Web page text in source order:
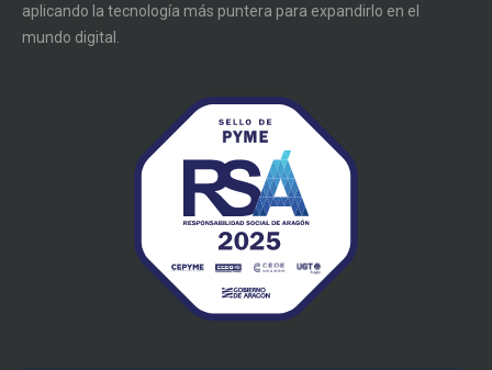
aplicando la tecnología más puntera para expandirlo en el
mundo digital.